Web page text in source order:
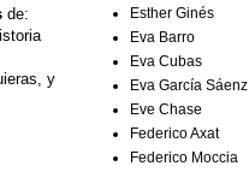
de:
y
Esther Ginés
Eva Barro
Eva Cubas
Eva García Sáenz
Eve Chase
Federico Axat
Federico Moccia